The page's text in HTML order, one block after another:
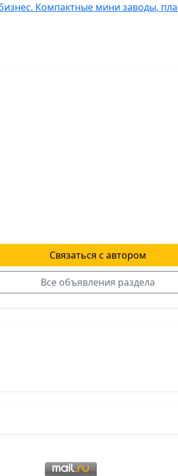
Компактные мини заводы,
Связаться с автором
Все объявления раздела